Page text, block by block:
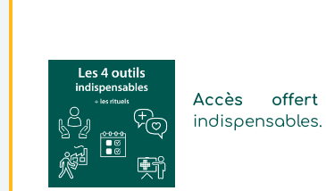
Accès offert
indispensables.